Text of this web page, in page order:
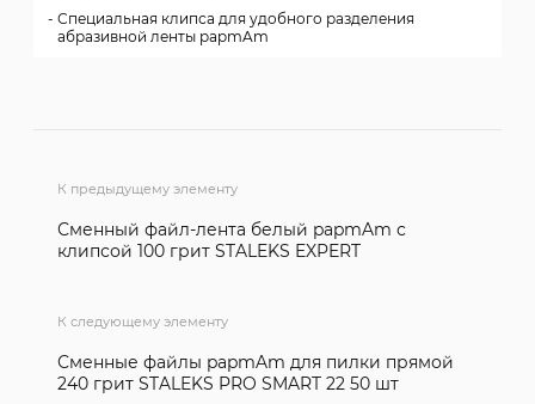
Специальная клипса для удобного разделения
абразивной ленты papmAm
К предыдущему элементу
Сменный файл-лента белый papmAm с
клипсой 100 грит STALEKS EXPERT
К следующему элементу
Сменные файлы papmAm для пилки прямой
240 грит STALEKS PRO SMART 22 50 шт